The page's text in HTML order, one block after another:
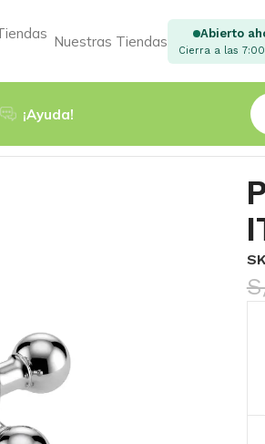
Nuestras Tiendas Abierto
Cierra a las 7:00
¡Ayuda!